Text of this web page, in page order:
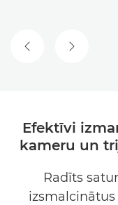
IEPRIEKŠĒJAIS
Efektīvi
kameru un
Radīts